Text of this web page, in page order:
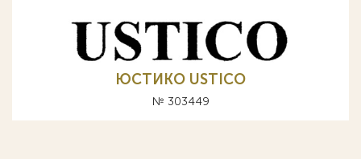
ЮСТИКО USTICO
№ 303449